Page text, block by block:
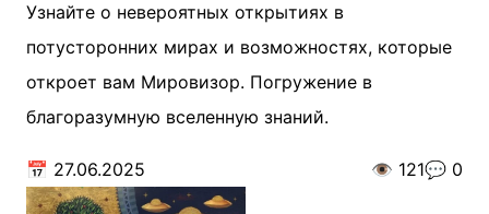
Узнайте о невероятных открытиях в
потусторонних мирах и возможностях, которые
откроет вам Мировизор. Погружение в
благоразумную вселенную знаний.
📅 27.06.2025 👁️ 121💬 0